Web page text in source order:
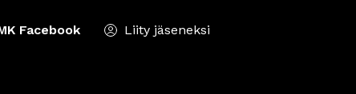
Facebook Liity jäseneksi